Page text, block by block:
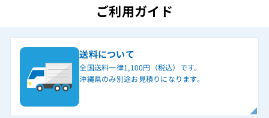
ご利用ガイド
送料について
全国送料一律1,100円（税込）です。
沖縄県のみ別途お見積りになります。